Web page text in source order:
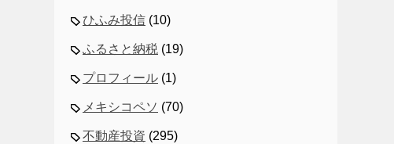
ひふみ投信 (10)
ふるさと納税 (19)
プロフィール (1)
メキシコペソ (70)
不動産投資 (295)